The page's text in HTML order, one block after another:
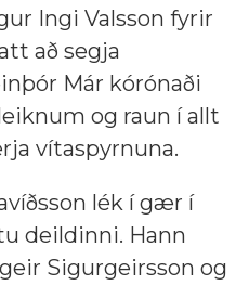
Ingi Valsson fyrir
að segja
Már kórónaði
og raun í allt
vítaspyrnuna.
lék í gær í
deildinni. Hann
Sigurgeirsson og